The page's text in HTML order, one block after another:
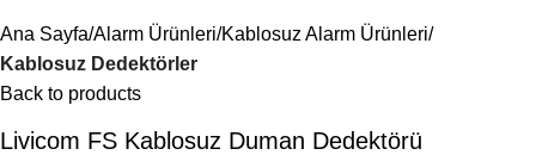
Ana Sayfa Alarm Ürünleri Kablosuz Alarm Ürünleri
Kablosuz Dedektörler
Back to products
Livicom FS Kablosuz Duman Dedektörü